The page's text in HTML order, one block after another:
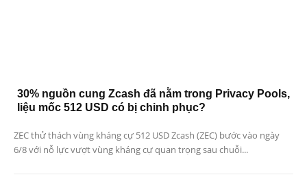
30% nguồn cung Zcash đã nằm trong Privacy Pools,
liệu mốc 512 USD có bị chinh phục?
ZEC thử thách vùng kháng cự 512 USD Zcash (ZEC) bước vào ngày
6/8 với nỗ lực vượt vùng kháng cự quan trọng sau chuỗi...